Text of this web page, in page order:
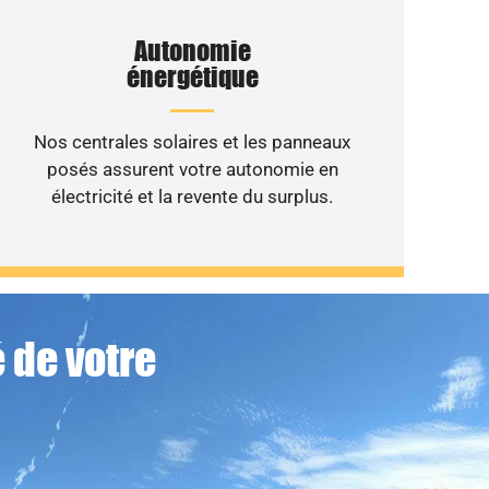
Autonomie
énergétique
Nos centrales solaires et les panneaux
posés assurent votre autonomie en
électricité et la revente du surplus.
votre